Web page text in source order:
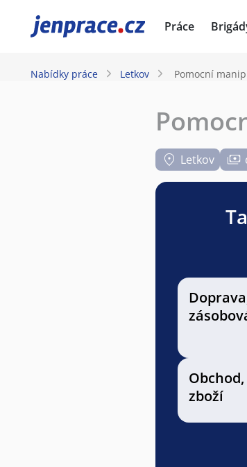
JenPráce.cz Práce
Nabídky práce Letkov Pomocní
Letkov
zboží